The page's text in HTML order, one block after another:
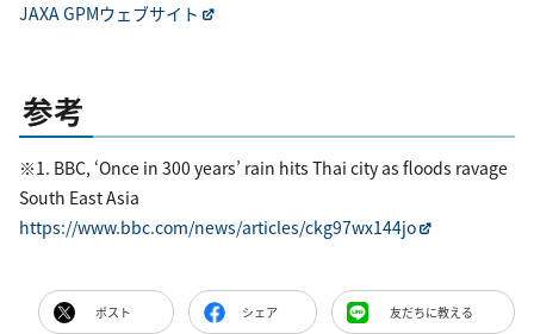
JAXA GPMウェブサイト
参考
※1. BBC, ‘Once in 300 years’ rain hits Thai city as floods ravage
South East Asia
https://www.bbc.com/news/articles/ckg97wx144jo
ポスト シェア 友だちに教える